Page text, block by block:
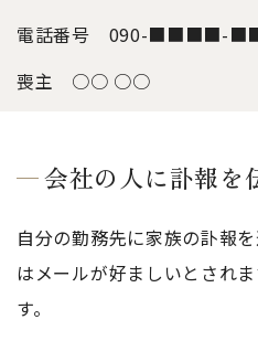
電話番号 090-■■■■-
喪主 ○○ ○○
会社の人に訃報を
自分の勤務先に家族の訃報
はメールが好ましいとされ
す。